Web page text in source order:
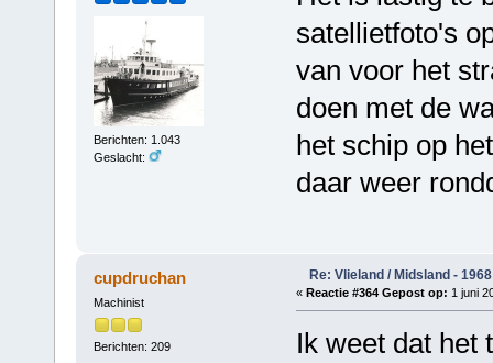
Berichten: 1.043
Geslacht:
satellietfoto's
van voor het
doen met de
het schip op
daar weer
cupdruchan
Machinist
Berichten: 209
Re: Vlieland / Midsland - 1968
« Reactie #364 Gepost op: 1 juni
Ik weet dat het